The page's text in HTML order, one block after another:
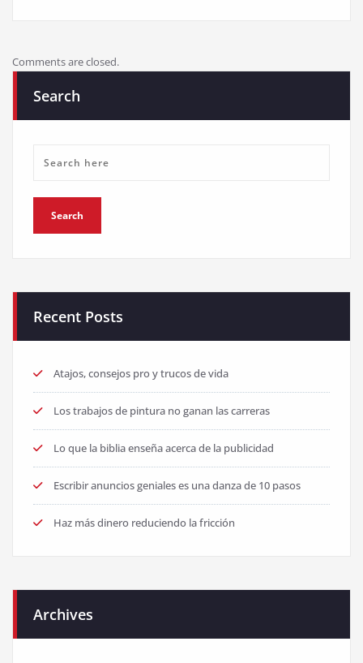
Comments are closed.
Search
Recent Posts
Atajos, consejos pro y trucos de vida
Los trabajos de pintura no ganan las carreras
Lo que la biblia enseña acerca de la publicidad
Escribir anuncios geniales es una danza de 10 pasos
Haz más dinero reduciendo la fricción
Archives